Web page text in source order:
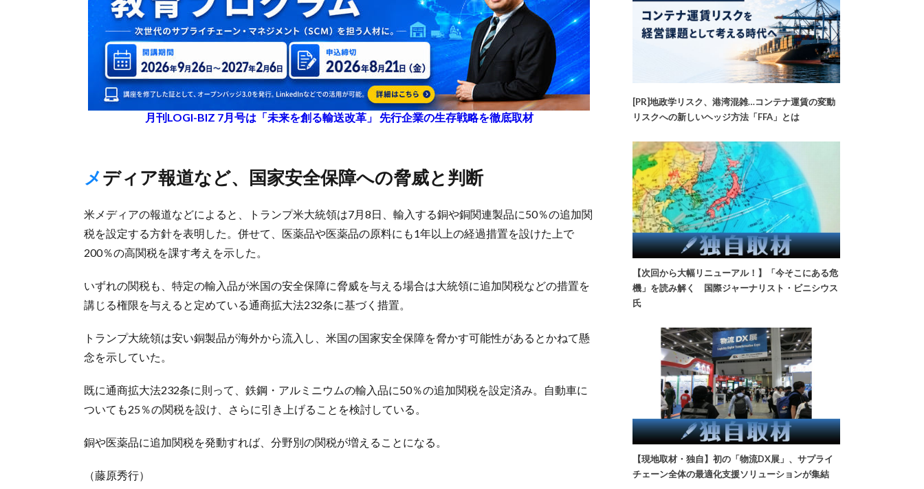
月刊LOGI-BIZ 7月号は「未来を創る輸送改革」 先行企業の生存戦略を徹底取材
メディア報道など、国家安全保障への脅威と判断
米メディアの報道などによると、トランプ米大統領は7月8日、輸入する銅や銅関連製品に50％の追加関
税を設定する方針を表明した。併せて、医薬品や医薬品の原料にも1年以上の経過措置を設けた上で
200％の高関税を課す考えを示した。
いずれの関税も、特定の輸入品が米国の安全保障に脅威を与える場合は大統領に追加関税などの措置を
講じる権限を与えると定めている通商拡大法232条に基づく措置。
トランプ大統領は安い銅製品が海外から流入し、米国の国家安全保障を脅かす可能性があるとかねて懸
念を示していた。
既に通商拡大法232条に則って、鉄鋼・アルミニウムの輸入品に50％の追加関税を設定済み。自動車に
ついても25％の関税を設け、さらに引き上げることを検討している。
銅や医薬品に追加関税を発動すれば、分野別の関税が増えることになる。
（藤原秀行）
[PR]地政学リスク、港湾混雑…コンテナ運賃の変動
リスクへの新しいヘッジ方法「FFA」とは
【次回から大幅リニューアル！】「今そこにある危
機」を読み解く 国際ジャーナリスト・ビニシウス
氏
【現地取材・独自】初の「物流DX展」、サプライ
チェーン全体の最適化支援ソリューションが集結